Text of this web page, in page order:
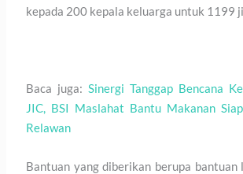
kepada 200 kepala keluarga untuk 1199
Baca juga:Sinergi Tanggap Bencana
JIC, BSI Maslahat Bantu Makanan
Relawan
Bantuan yang diberikan berupa bantuan